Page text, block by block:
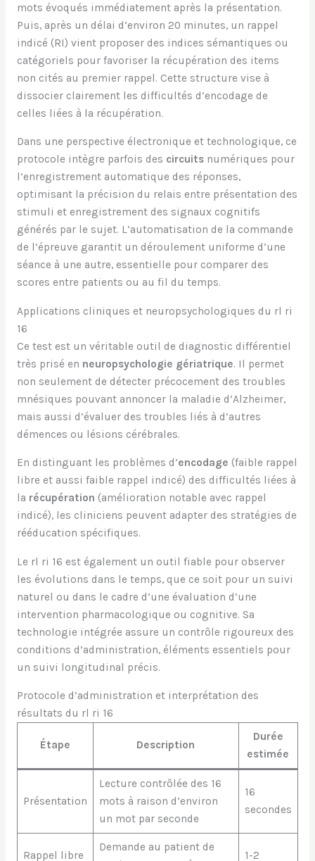
mots évoqués immédiatement après la présentation.
Puis, après un délai d’environ 20 minutes, un rappel
indicé (RI) vient proposer des indices sémantiques ou
catégoriels pour favoriser la récupération des items
non cités au premier rappel. Cette structure vise à
dissocier clairement les difficultés d’encodage de
celles liées à la récupération.
Dans une perspective électronique et technologique, ce
protocole intègre parfois des circuitsnumériques pour
l’enregistrement automatique des réponses,
optimisant la précision du relais entre présentation des
stimuli et enregistrement des signaux cognitifs
générés par le sujet. L’automatisation de la commande
de l’épreuve garantit un déroulement uniforme d’une
séance à une autre, essentielle pour comparer des
scores entre patients ou au fil du temps.
Applications cliniques et neuropsychologiques du rl ri
16
Ce test est un véritable outil de diagnostic différentiel
très prisé en neuropsychologie gériatrique. Il permet
non seulement de détecter précocement des troubles
mnésiques pouvant annoncer la maladie d’Alzheimer,
mais aussi d’évaluer des troubles liés à d’autres
démences ou lésions cérébrales.
En distinguant les problèmes d’encodage (faible rappel
libre et aussi faible rappel indicé) des difficultés liées à
la récupération (amélioration notable avec rappel
indicé), les cliniciens peuvent adapter des stratégies de
rééducation spécifiques.
Le rl ri 16 est également un outil fiable pour observer
les évolutions dans le temps, que ce soit pour un suivi
naturel ou dans le cadre d’une évaluation d’une
intervention pharmacologique ou cognitive. Sa
technologie intégrée assure un contrôle rigoureux des
conditions d’administration, éléments essentiels pour
un suivi longitudinal précis.
Protocole d’administration et interprétation des
résultats du rl ri 16
Étape Description
Durée
estimée
Présentation
Lecture contrôlée des 16
mots à raison d’environ
un mot par seconde
16
secondes
Rappel libre
Demande au patient de
1-2